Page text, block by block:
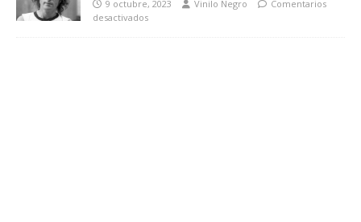
9 octubre, 2023 Vinilo Negro
Comentarios
desactivados